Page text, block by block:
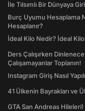
İle Tılsımlı Bir Dünyaya
Burç Uyumu Hesaplama
Hesaplanır?
İdeal Kilo Nedir? İdeal Kilo
Ders Çalışırken
Çalışamayanlar Toplanın!
Instagram Giriş Nasıl
41 Ülkenin Bayrakları ve
GTA San Andreas